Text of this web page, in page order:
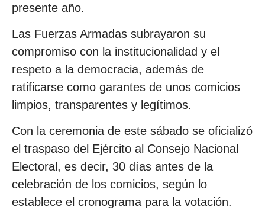
presente año.
Las Fuerzas Armadas subrayaron su
compromiso con la institucionalidad y el
respeto a la democracia, además de
ratificarse como garantes de unos comicios
limpios, transparentes y legítimos.
Con la ceremonia de este sábado se oficializó
el traspaso del Ejército al Consejo Nacional
Electoral, es decir, 30 días antes de la
celebración de los comicios, según lo
establece el cronograma para la votación.